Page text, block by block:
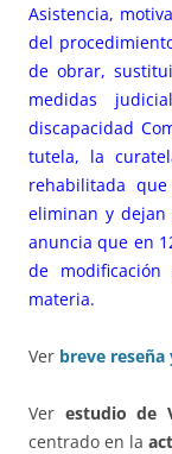
Asistencia,
del
de obrar,
medidas
discapacidad
tutela, la
rehabilitada
eliminan y dejan
anuncia que en
de
materia.
Ver breve
Ver estudio de
centrado en la